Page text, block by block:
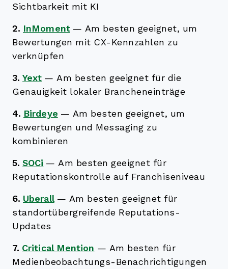
Sichtbarkeit mit KI
2. InMoment — Am besten geeignet, um
Bewertungen mit CX-Kennzahlen zu
verknüpfen
3. Yext —Am besten geeignet für die
Genauigkeit lokaler Brancheneinträge
4. Birdeye — Am besten geeignet, um
Bewertungen und Messaging zu
kombinieren
5. SOCi —Am besten geeignet für
Reputationskontrolle auf Franchiseniveau
6. Uberall — Am besten geeignet für
standortübergreifende Reputations-
Updates
7. Critical Mention — Am besten für
Medienbeobachtungs-Benachrichtigungen